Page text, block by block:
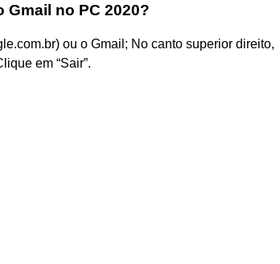
Gmail no PC 2020?
ou o Gmail; No canto superior direito,
em “Sair”.